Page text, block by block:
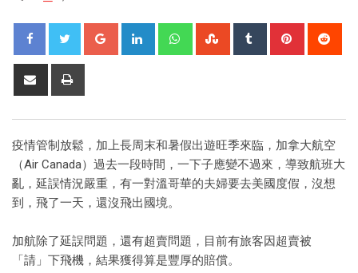
疫情管制放鬆，加上長周末和暑假出遊旺季來臨，加拿大航空
（Air Canada）過去一段時間，一下子應變不過來，導致航班大
亂，延誤情況嚴重，有一對溫哥華的夫婦要去美國度假，沒想
到，飛了一天，還沒飛出國境。
加航除了延誤問題，還有超賣問題，目前有旅客因超賣被
「請」下飛機，結果獲得算是豐厚的賠償。